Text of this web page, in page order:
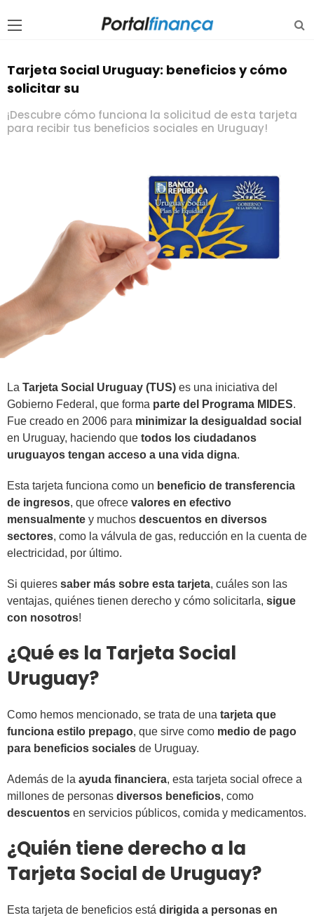
Tarjeta Social Uruguay: beneficios y cómo
solicitar su
¡Descubre cómo funciona la solicitud de esta tarjeta
para recibir tus beneficios sociales en Uruguay!
La Tarjeta Social Uruguay (TUS) es una iniciativa del
Gobierno Federal, que forma parte del Programa MIDES.
Fue creado en 2006 para minimizar la desigualdad social
en Uruguay, haciendo que todos los ciudadanos
uruguayos tengan acceso a una vida digna.
Esta tarjeta funciona como un beneficio de transferencia
de ingresos, que ofrece valores en efectivo
mensualmente y muchos descuentos en diversos
sectores, como la válvula de gas, reducción en la cuenta de
electricidad, por último.
Si quieres saber más sobre esta tarjeta, cuáles son las
ventajas, quiénes tienen derecho y cómo solicitarla, sigue
con nosotros!
¿Qué es la Tarjeta Social
Uruguay?
Como hemos mencionado, se trata de una tarjeta que
funciona estilo prepago, que sirve como medio de pago
para beneficios sociales de Uruguay.
Además de la ayuda financiera, esta tarjeta social ofrece a
millones de personas diversos beneficios, como
descuentos en servicios públicos, comida y medicamentos.
¿Quién tiene derecho a la
Tarjeta Social de Uruguay?
Esta tarjeta de beneficios está dirigida a personas en